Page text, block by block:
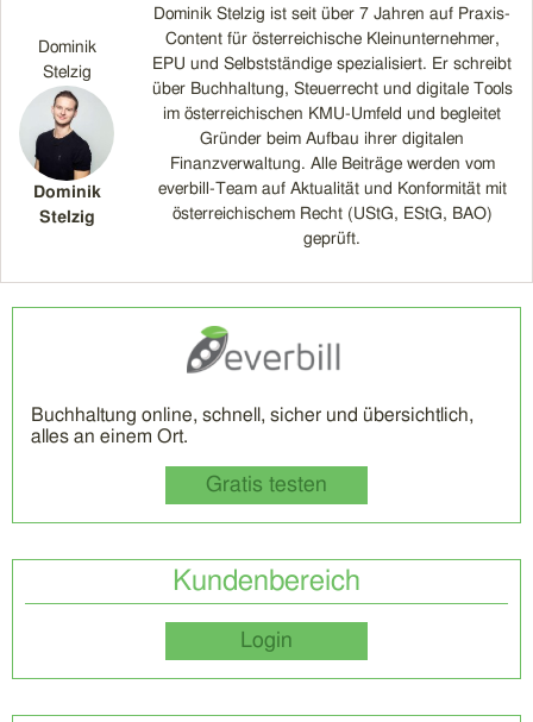
Dominik
Stelzig
Dominik
Stelzig
Dominik Stelzig ist seit über 7 Jahren auf Praxis-
Content für österreichische Kleinunternehmer,
EPU und Selbstständige spezialisiert. Er schreibt
über Buchhaltung, Steuerrecht und digitale Tools
im österreichischen KMU-Umfeld und begleitet
Gründer beim Aufbau ihrer digitalen
Finanzverwaltung. Alle Beiträge werden vom
everbill-Team auf Aktualität und Konformität mit
österreichischem Recht (UStG, EStG, BAO)
geprüft.
Buchhaltung online, schnell, sicher und übersichtlich,
alles an einem Ort.
Gratis testen
Kundenbereich
Login